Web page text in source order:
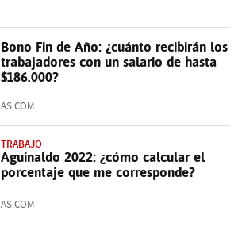
Bono Fin de Año: ¿cuánto recibirán los
trabajadores con un salario de hasta
$186.000?
AS.COM
TRABAJO
Aguinaldo 2022: ¿cómo calcular el
porcentaje que me corresponde?
AS.COM